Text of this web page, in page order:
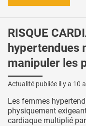
RISQUE
hypertendues
manipuler les
Actualité publiée il y a 10
Les femmes
physiquement
cardiaque multiplié